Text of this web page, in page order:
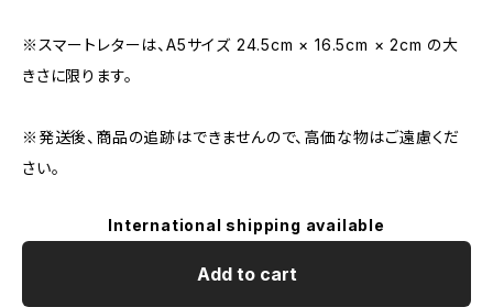
※スマートレターは、A5サイズ 24.5cm × 16.5cm × 2cm の大
きさに限ります。
※発送後、商品の追跡はできませんので、高価な物はご遠慮くだ
さい。
International shipping available
Add to cart